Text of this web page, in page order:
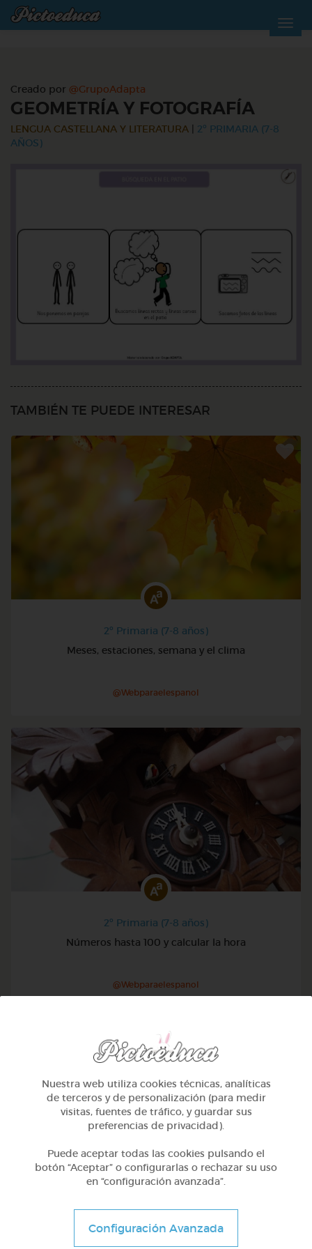
Creado por @GrupoAdapta
GEOMETRÍA Y FOTOGRAFÍA
LENGUA CASTELLANA Y LITERATURA
2º PRIMARIA (7-8
AÑOS)
TAMBIÉN TE PUEDE INTERESAR
2º Primaria (7-8 años)
Meses, estaciones, semana y el clima
@Webparaelespanol
2º Primaria (7-8 años)
Números hasta 100 y calcular la hora
@Webparaelespanol
Lo más sano en la cocina y 2 fábulas de esopo
Nuestra web utiliza cookies técnicas, analíticas
de terceros y de personalización (para medir
visitas, fuentes de tráfico, y guardar sus
preferencias de privacidad).
Puede aceptar todas las cookies pulsando el
botón “Aceptar” o configurarlas o rechazar su uso
en “configuración avanzada”.
Configuración Avanzada